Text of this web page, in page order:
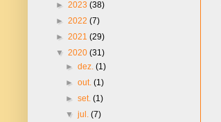
► 2023 (38)
► 2022 (7)
► 2021 (29)
▼ 2020 (31)
►dez.(1)
►out.(1)
►set.(1)
▼jul.(7)